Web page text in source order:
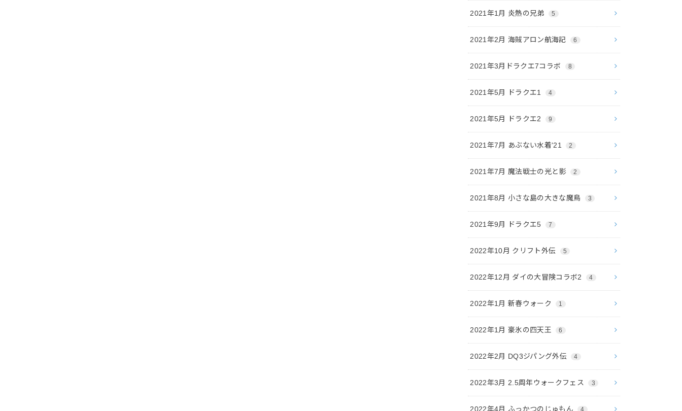
2021年1月 炎熱の兄弟 5
2021年2月 海賊アロン航海記 6
2021年3月ドラクエ7コラボ 8
2021年5月 ドラクエ1 4
2021年5月 ドラクエ2 9
2021年7月 あぶない水着'21 2
2021年7月 魔法戦士の光と影 2
2021年8月 小さな島の大きな魔鳥 3
2021年9月 ドラクエ5 7
2022年10月 クリフト外伝 5
2022年12月 ダイの大冒険コラボ2 4
2022年1月 新春ウォーク 1
2022年1月 豪氷の四天王 6
2022年2月 DQ3ジパング外伝 4
2022年3月 2.5周年ウォークフェス 3
2022年4月 ふっかつのじゅもん 4